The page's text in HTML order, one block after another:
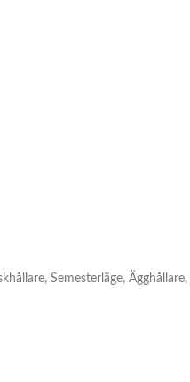
Semesterläge,